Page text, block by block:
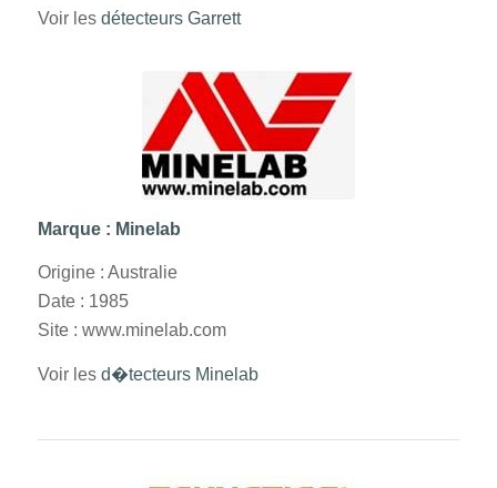
Voir les détecteurs Garrett
Marque : Minelab
Origine : Australie
Date : 1985
Site : www.minelab.com
Voir les d�tecteurs Minelab